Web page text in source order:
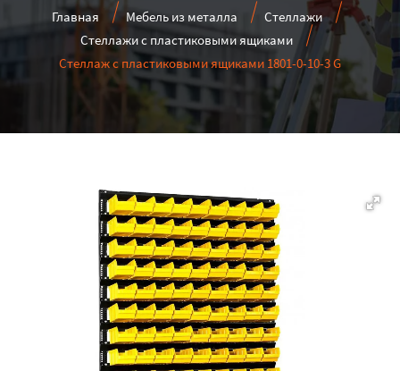
Главная Мебель из металла
Стеллажи
Стеллажи с пластиковыми ящиками
Стеллаж с пластиковыми ящиками 1801-0-10-3 G